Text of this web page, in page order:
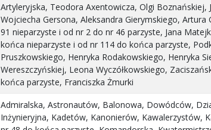
Artyleryjska, Teodora Axentowicza, Olgi
Wojciecha Gersona, Aleksandra Gierymskiego,
91 nieparzyste i od nr 2 do nr 46 parzyste, Jana
końca nieparzyste i od nr 114 do końca parzyste,
Pruszkowskiego, Henryka Rodakowskiego, Henryka
Wereszczyńskiej, Leona Wyczółkowskiego,
końca parzyste, Franciszka Żmurki
Admiralska, Astronautów, Balonowa, Dowódców,
Inżynieryjna, Kadetów, Kanonierów, Kawalerzystów,